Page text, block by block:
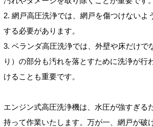
2. 網戸高圧洗浄では、網戸を傷つけないよ
する必要があります。
3. ベランダ高圧洗浄では、外壁や床だけで
り）の部分も汚れを落とすために洗浄が行
けることも重要です。
エンジン式高圧洗浄機は、水圧が強すぎる
持って作業いたします。万が一、網戸が破